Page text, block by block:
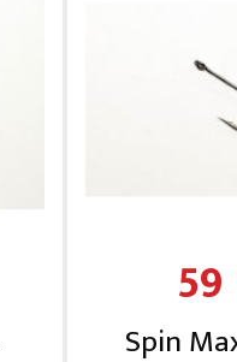
Spin